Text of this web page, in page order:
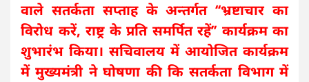
वाले सतर्कता सप्ताह के अन्तर्गत ‘‘भ्रष्टाचार का
विरोध करें, राष्ट्र के प्रति समर्पित रहें’’ कार्यक्रम का
शुभारंभ किया। सचिवालय में आयोजित कार्यक्रम
में मुख्यमंत्री ने घोषणा की कि सतर्कता विभाग में